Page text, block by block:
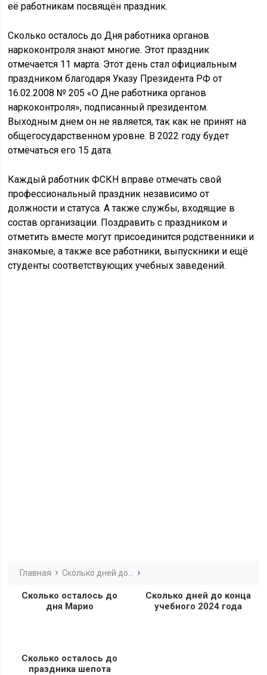
её работникам посвящён праздник.
Сколько осталось до Дня работника органов
наркоконтроля знают многие. Этот праздник
отмечается 11 марта. Этот день стал официальным
праздником благодаря Указу Президента РФ от
16.02.2008 № 205 «О Дне работника органов
наркоконтроля», подписанный президентом.
Выходным днем он не является, так как не принят на
общегосударственном уровне. В 2022 году будет
отмечаться его 15 дата.
Каждый работник ФСКН вправе отмечать свой
профессиональный праздник независимо от
должности и статуса. А также службы, входящие в
состав организации. Поздравить с праздником и
отметить вместе могут присоединится родственники и
знакомые, а также все работники, выпускники и ещё
студенты соответствующих учебных заведений.
Главная Сколько дней до...
Сколько осталось до
дня Марио
Сколько дней до конца
учебного 2024 года
Сколько осталось до
праздника шепота